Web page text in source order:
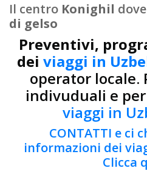
Il centro Konighil
di gelso
Preventivi,
dei viaggi in
operator locale.
indivuduali e
viaggi in
CONTATTI e ci
informazioni dei
Clicca